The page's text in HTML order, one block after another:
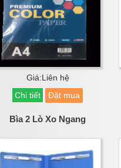
Giá:Liên hệ
Chi tiết
Đặt mua
Bìa 2 Lò Xo Ngang